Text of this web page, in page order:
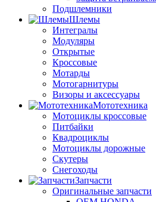
Подшлемники
Шлемы
Интегралы
Модуляры
Открытые
Кроссовые
Мотарды
Мотогарнитуры
Визоры и аксессуары
Мототехника
Мотоциклы кроссовые
Питбайки
Квадроциклы
Мотоциклы дорожные
Скутеры
Снегоходы
Запчасти
Оригинальные запчасти